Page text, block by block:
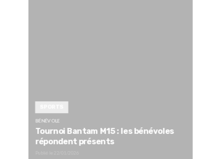
BÉNÉVOLE
Tournoi Bantam M15 : les bénévoles
répondent présents